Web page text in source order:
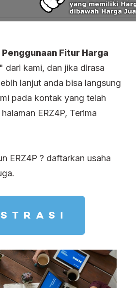
Penggunaan Fitur Harga
dari kami, dan jika dirasa
lanjut anda bisa langsung
pada kontak yang telah
ERZ4P, Terima
ERZ4P ? daftarkan usaha